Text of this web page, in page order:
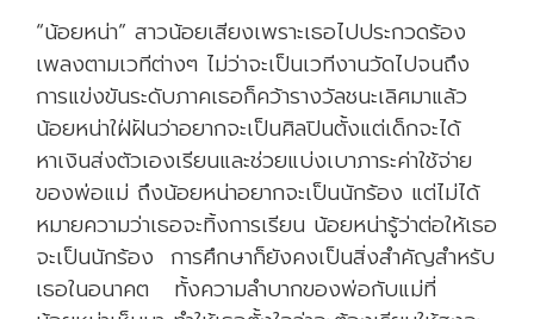
ไ
ป
ทำ
ง
า
น
ดี
ก
ว่
า
“น้อยหน่า” สาวน้อยเสียงเพราะเธอไปประกวดร้อง
เพลงตามเวทีต่างๆ ไม่ว่าจะเป็นเวทีงานวัดไปจนถึง
การแข่งขันระดับภาคเธอก็คว้ารางวัลชนะเลิศมาแล้ว
น้อยหน่าใฝ่ฝันว่าอยากจะเป็นศิลปินตั้งแต่เด็กจะได้
หาเงินส่งตัวเองเรียนและช่วยแบ่งเบาภาระค่าใช้จ่าย
ของพ่อแม่ ถึงน้อยหน่าอยากจะเป็นนักร้อง แต่ไม่ได้
หมายความว่าเธอจะทิ้งการเรียน น้อยหน่ารู้ว่าต่อให้เธอ
จะเป็นนักร้อง การศึกษาก็ยังคงเป็นสิ่งสำคัญสำหรับ
เธอในอนาคต ทั้งความลำบากของพ่อกับแม่ที่